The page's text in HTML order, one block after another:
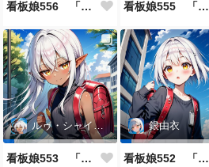
看板娘556 「久慈透のよもやま話」 看板娘555 「帰還、そして目覚め。」
ルゥ・シャイニー
看板娘553 「ルゥ・シャイニーのよもやま話」
銀由衣
看板娘552 「銀由衣」